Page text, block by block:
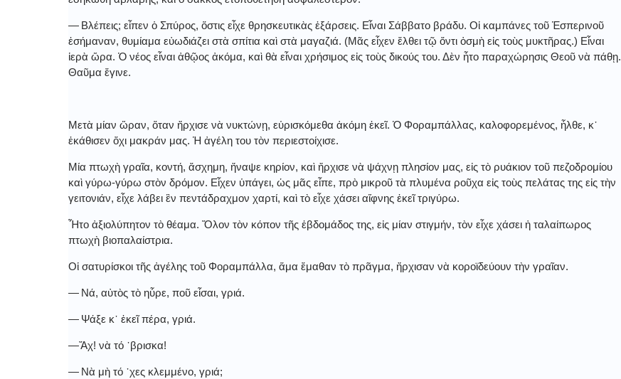
― Βλέπεις; εἶπεν ὁ Σπύρος, ὅστις εἶχε θρησκευτικὰς ἐξάρσεις. Εἶναι Σάββατο βράδυ. Οἱ καμπάνες τοῦ Ἑσπερινοῦ
ἐσήμαναν, θυμίαμα εὐωδιάζει στὰ σπίτια καὶ στὰ μαγαζιά. (Μᾶς εἶχεν ἔλθει τῷ ὄντι ὀσμὴ εἰς τοὺς μυκτῆρας.) Εἶναι
ἱερὰ ὥρα. Ὁ νέος εἶναι ἀθῷος ἀκόμα, καὶ θὰ εἶναι χρήσιμος εἰς τοὺς δικούς του. Δὲν ἦτο παραχώρησις Θεοῦ νὰ πάθῃ.
Θαῦμα ἔγινε.
Μετὰ μίαν ὥραν, ὅταν ἤρχισε νὰ νυκτώνῃ, εὑρισκόμεθα ἀκόμη ἐκεῖ. Ὁ Φοραμπάλλας, καλοφορεμένος, ἦλθε, κ᾿
ἐκάθισεν ὄχι μακράν μας. Ἡ ἀγέλη του τὸν περιεστοίχισε.
Μία πτωχὴ γραῖα, κοντή, ἄσχημη, ἤναψε κηρίον, καὶ ἤρχισε νὰ ψάχνῃ πλησίον μας, εἰς τὸ ρυάκιον τοῦ πεζοδρομίου
καὶ γύρω-γύρω στὸν δρόμον. Εἶχεν ὑπάγει, ὡς μᾶς εἶπε, πρὸ μικροῦ τὰ πλυμένα ροῦχα εἰς τοὺς πελάτας της εἰς τὴν
γειτονιάν, εἶχε λάβει ἓν πεντάδραχμον χαρτί, καὶ τὸ εἶχε χάσει αἴφνης ἐκεῖ τριγύρω.
Ἦτο ἀξιολύπητον τὸ θέαμα. Ὅλον τὸν κόπον τῆς ἑβδομάδος της, εἰς μίαν στιγμήν, τὸν εἶχε χάσει ἡ ταλαίπωρος
πτωχὴ βιοπαλαίστρια.
Οἱ σατυρίσκοι τῆς ἀγέλης τοῦ Φοραμπάλλα, ἅμα ἔμαθαν τὸ πρᾶγμα, ἤρχισαν νὰ κοροϊδεύουν τὴν γραῖαν.
― Νά, αὐτὸς τὸ ηὗρε, ποῦ εἶσαι, γριά.
― Ψάξε κ᾿ ἐκεῖ πέρα, γριά.
―Ἄχ! νὰ τό ᾽βρισκα!
― Νὰ μὴ τό ᾽χες κλεμμένο, γριά;